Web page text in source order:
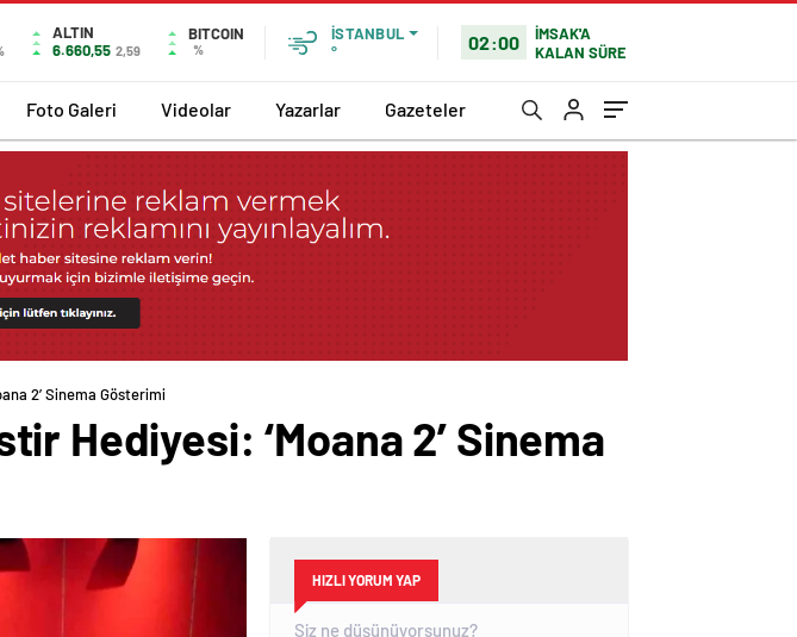
ALTIN
6.660,55 2,59
BITCOIN
%
İSTANBUL
°
02:00
İMSAK'A
KALAN SÜRE
Foto Galeri Videolar Yazarlar Gazeteler
2’ Sinema Gösterimi
Hediyesi: ‘Moana 2’ Sinema
HIZLI YORUM YAP